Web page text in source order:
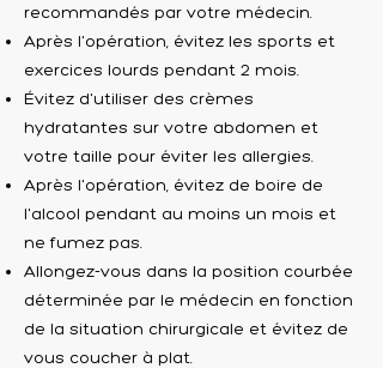
recommandés par votre médecin.
Après l'opération, évitez les sports et
exercices lourds pendant 2 mois.
Évitez d'utiliser des crèmes
hydratantes sur votre abdomen et
votre taille pour éviter les allergies.
Après l'opération, évitez de boire de
l'alcool pendant au moins un mois et
ne fumez pas.
Allongez-vous dans la position courbée
déterminée par le médecin en fonction
de la situation chirurgicale et évitez de
vous coucher à plat.